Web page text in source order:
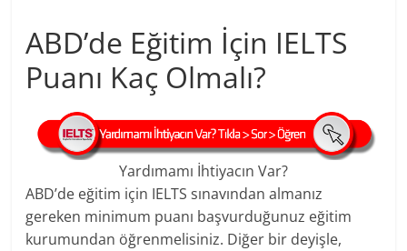
ABD’de Eğitim İçin IELTS
Puanı Kaç Olmalı?
Yardımamı İhtiyacın Var?
ABD’de eğitim için IELTS sınavından almanız
gereken minimum puanı başvurduğunuz eğitim
kurumundan öğrenmelisiniz. Diğer bir deyişle,